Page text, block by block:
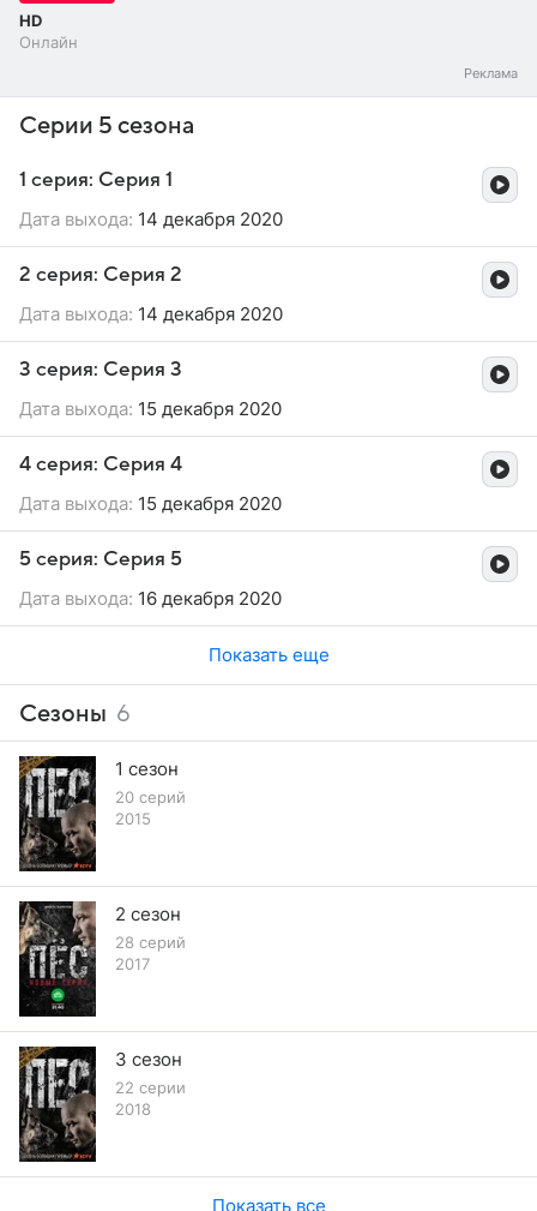
HD
Онлайн
Серии 5 сезона
1 серия: Серия 1
Дата выхода: 14 декабря 2020
2 серия: Серия 2
Дата выхода: 14 декабря 2020
3 серия: Серия 3
Дата выхода: 15 декабря 2020
4 серия: Серия 4
Дата выхода: 15 декабря 2020
5 серия: Серия 5
Дата выхода: 16 декабря 2020
Показать еще
Сезоны 6
1 сезон
20 серий
2015
2 сезон
28 серий
2017
3 сезон
22 серии
2018
Показать все